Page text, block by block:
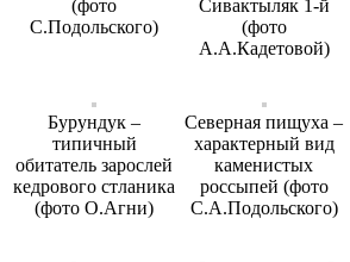
(фото
С.Подольского)
Сивактыляк 1-й
(фото
А.А.Кадетовой)
Бурундук –
типичный
обитатель зарослей
кедрового стланика
(фото О.Агни)
Северная пищуха –
характерный вид
каменистых
россыпей (фото
С.А.Подольского)